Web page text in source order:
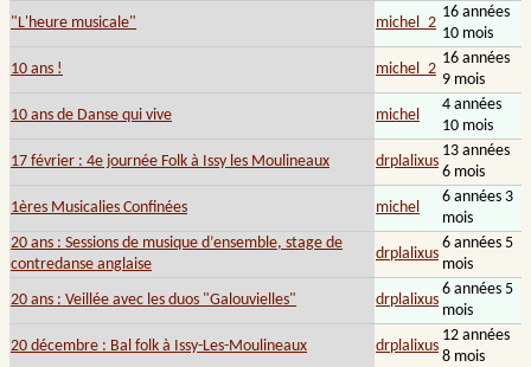
"L'heure musicale"
michel_2
16 années
10 mois
10 ans !
michel_2
16 années
9 mois
10 ans de Danse qui vive
michel
4 années
10 mois
17 février : 4e journée Folk à Issy les Moulineaux
drplalixus
13 années
6 mois
1ères Musicalies Confinées
michel
6 années 3
mois
20 ans : Sessions de musique d’ensemble, stage de
contredanse anglaise
drplalixus
6 années 5
mois
20 ans : Veillée avec les duos "Galouvielles"
drplalixus
6 années 5
mois
20 décembre : Bal folk à Issy-Les-Moulineaux
drplalixus
12 années
8 mois